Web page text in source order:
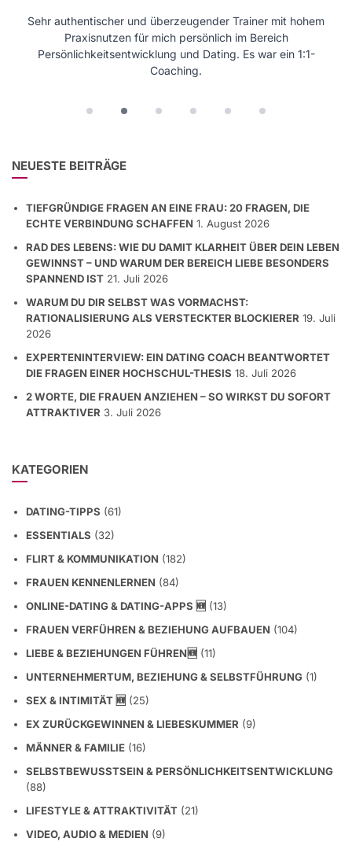
Sehr authentischer und überzeugender Trainer mit hohem
Praxisnutzen für mich persönlich im Bereich
Persönlichkeitsentwicklung und Dating. Es war ein 1:1-
Coaching.
NEUESTE BEITRÄGE
TIEFGRÜNDIGE FRAGEN AN EINE FRAU: 20 FRAGEN, DIE
ECHTE VERBINDUNG SCHAFFEN 1. August 2026
RAD DES LEBENS: WIE DU DAMIT KLARHEIT ÜBER DEIN LEBEN
GEWINNST – UND WARUM DER BEREICH LIEBE BESONDERS
SPANNEND IST 21. Juli 2026
WARUM DU DIR SELBST WAS VORMACHST:
RATIONALISIERUNG ALS VERSTECKTER BLOCKIERER 19. Juli
2026
EXPERTENINTERVIEW: EIN DATING COACH BEANTWORTET
DIE FRAGEN EINER HOCHSCHUL-THESIS 18. Juli 2026
2 WORTE, DIE FRAUEN ANZIEHEN – SO WIRKST DU SOFORT
ATTRAKTIVER 3. Juli 2026
KATEGORIEN
DATING-TIPPS (61)
ESSENTIALS (32)
FLIRT & KOMMUNIKATION (182)
FRAUEN KENNENLERNEN (84)
ONLINE-DATING & DATING-APPS 🆕 (13)
FRAUEN VERFÜHREN & BEZIEHUNG AUFBAUEN (104)
LIEBE & BEZIEHUNGEN FÜHREN🆕 (11)
UNTERNEHMERTUM, BEZIEHUNG & SELBSTFÜHRUNG (1)
SEX & INTIMITÄT 🆕 (25)
EX ZURÜCKGEWINNEN & LIEBESKUMMER (9)
MÄNNER & FAMILIE (16)
SELBSTBEWUSSTSEIN & PERSÖNLICHKEITSENTWICKLUNG
(88)
LIFESTYLE & ATTRAKTIVITÄT (21)
VIDEO, AUDIO & MEDIEN (9)